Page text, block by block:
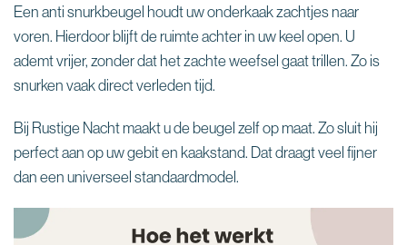
Een anti snurkbeugel houdt uw onderkaak zachtjes naar
voren. Hierdoor blijft de ruimte achter in uw keel open. U
ademt vrijer, zonder dat het zachte weefsel gaat trillen. Zo is
snurken vaak direct verleden tijd.
Bij Rustige Nacht maakt u de beugel zelf op maat. Zo sluit hij
perfect aan op uw gebit en kaakstand. Dat draagt veel fijner
dan een universeel standaardmodel.